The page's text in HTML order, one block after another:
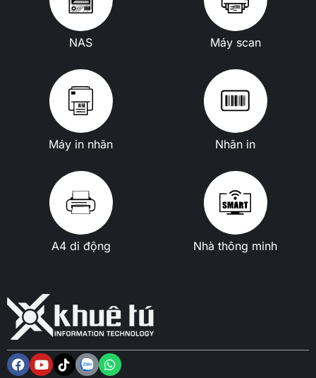
NAS Máy scan
Máy in nhãn Nhãn in
A4 di động Nhà thông minh